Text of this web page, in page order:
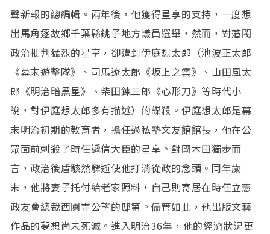
聲新報的總編輯。兩年後，他獲得星享的支持，一度想
出馬角逐故鄉千葉縣銚子地方議員選舉，然而，對藩閥
政治批判猛烈的星享，卻遭到伊庭想太郎（池波正太郎
《幕末遊擊隊》、司馬遼太郎《坂上之雲》、山田風太
郎《明治暗黑星》、柴田鍊三郎《心形刀》等時代小
說，對伊庭想太郎多有描述）的謀殺。伊庭想太郎是幕
末明治初期的教育者，擔任過私塾文友館館長，他在公
眾面前刺殺了時任遞信大臣的星享。對國木田獨步而
言，政治後盾駭然驟逝使他打消從政的念頭。同年歲
末，他將妻子托付給老家照料，自己則寄居在時任立憲
政友會總裁西園寺公望的邸第。儘管如此，他出版文藝
作品的夢想尚未死滅。進入明治36年，他的經濟狀況更